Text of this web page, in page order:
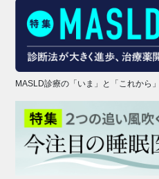
MASLD診療の「いま」と「これから」